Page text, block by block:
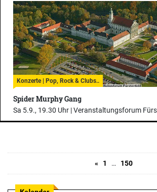
Konzerte | Pop, Rock & Clubs..
Spider Murphy Gang
Sa 5.9., 19.30 Uhr |Veranstaltungsforum
« 1 … 150